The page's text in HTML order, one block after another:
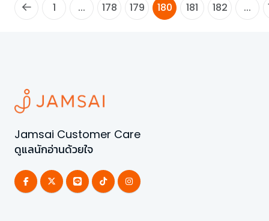
1 ... 178 179 180 181 182 ...
Jamsai Customer Care
ดูแลนักอ่านด้วยใจ